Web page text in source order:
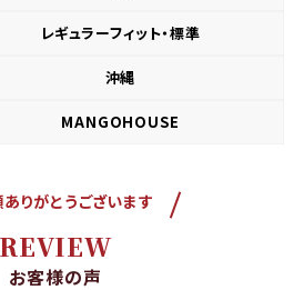
レギュラーフィット・標準
沖縄
MANGOHOUSE
りがとうございます
REVIEW
お客様の声